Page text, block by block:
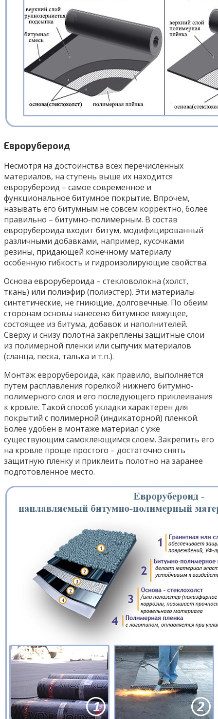
Еврорубероид
Несмотря на достоинства всех перечисленных
материалов, на ступень выше их находится
еврорубероид – самое современное и
функциональное битумное покрытие. Впрочем,
называть его битумным не совсем корректно, более
правильно – битумно-полимерным. В состав
еврорубероида входит битум, модифицированный
различными добавками, например, кусочками
резины, придающей конечному материалу
особенную гибкость и гидроизолирующие свойства.
Основа еврорубероида – стекловолокна (холст,
ткань) или полиэфир (полиэстер). Эти материалы
синтетические, не гниющие, долговечные. По обеим
сторонам основы нанесено битумное вяжущее,
состоящее из битума, добавок и наполнителей.
Сверху и снизу полотна закреплены защитные слои
из полимерной пленки или сыпучих материалов
(сланца, песка, талька и т.п.).
Монтаж еврорубероида, как правило, выполняется
путем расплавления горелкой нижнего битумно-
полимерного слоя и его последующего приклеивания
к кровле. Такой способ укладки характерен для
покрытий с полимерной (индикаторной) пленкой.
Более удобен в монтаже материал с уже
существующим самоклеющимся слоем. Закрепить его
на кровле проще простого – достаточно снять
защитную пленку и приклеить полотно на заранее
подготовленное место.